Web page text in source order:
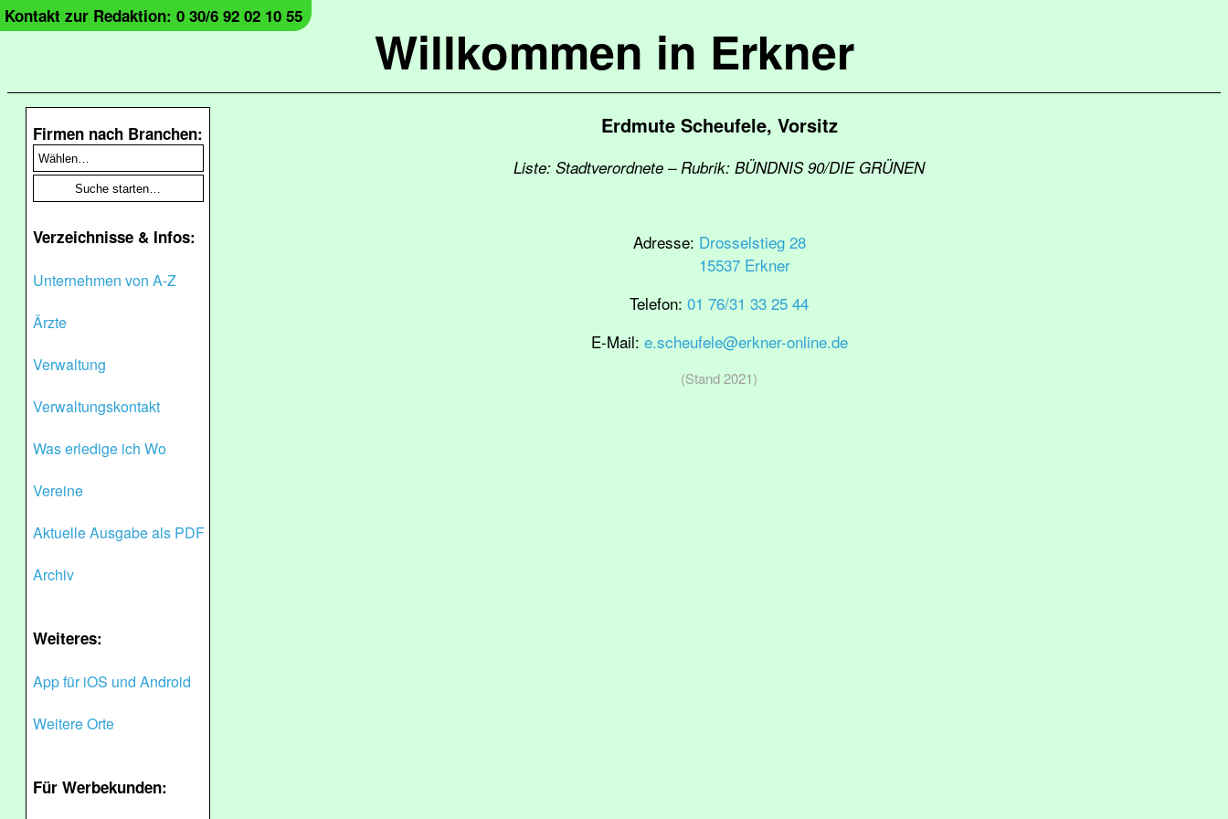
Willkommen in Erkner
Kontakt zur Redaktion: 0 30/6 92 02 10 55
Firmen nach Branchen:
Verzeichnisse & Infos:
Unternehmen von A-Z
Ärzte
Verwaltung
Verwaltungskontakt
Was erledige ich Wo
Vereine
Aktuelle Ausgabe als PDF
Archiv
Weiteres:
App für iOS und Android
Weitere Orte
Für Werbekunden:
Erdmute Scheufele, Vorsitz
Liste: Stadtverordnete – Rubrik: BÜNDNIS 90/DIE GRÜNEN
Adresse: Drosselstieg 28
15537 Erkner
Telefon: 01 76/31 33 25 44
E-Mail: e.scheufele@erkner-online.de
(Stand 2021)